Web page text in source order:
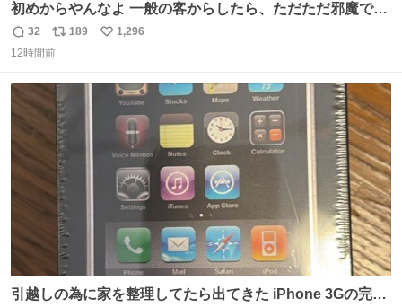
初めからやんなよ 一般の客からしたら、ただただ邪魔でし
かないのよ
返
信
32
リ
ポ
ト
数
189
い
1,296
12時間前
引越しの為に家を整理してたら出てきた iPhone 3Gの完全